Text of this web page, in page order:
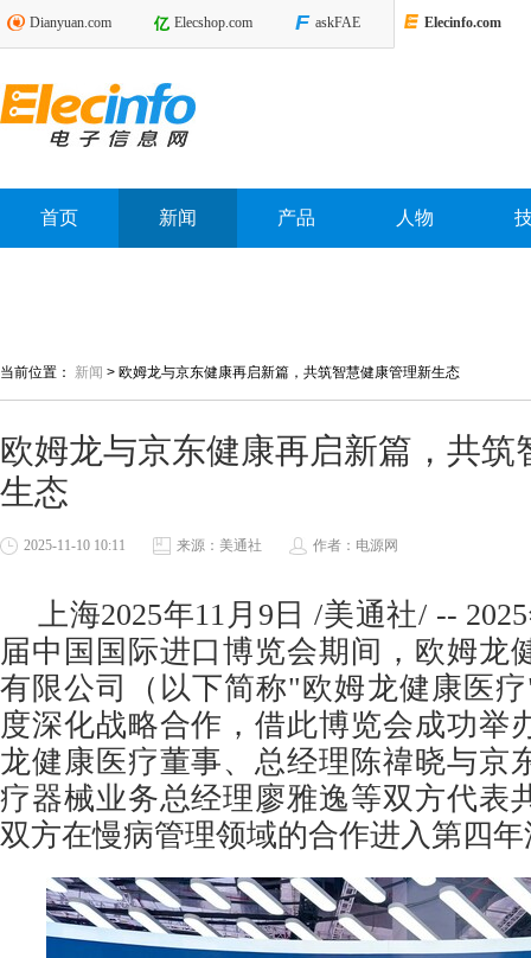
Dianyuan.com Elecshop.com askFAE Elecinfo.com
首页 新闻 产品 人物
当前位置： 新闻 > 欧姆龙与京东健康再启新篇，共筑智慧健康管理新生态
欧姆龙与京东健康再启新篇，共筑
生态
2025-11-10 10:11 来源：美通社 作者：电源网
上海2025年11月9日 /美通社/ --
届中国国际进口博览会期间，欧姆龙
有限公司（以下简称"欧姆龙健康医
度深化战略合作，借此博览会成功举
龙健康医疗董事、总经理陈禕晓与京
疗器械业务总经理廖雅逸等双方代表
双方在慢病管理领域的合作进入第四